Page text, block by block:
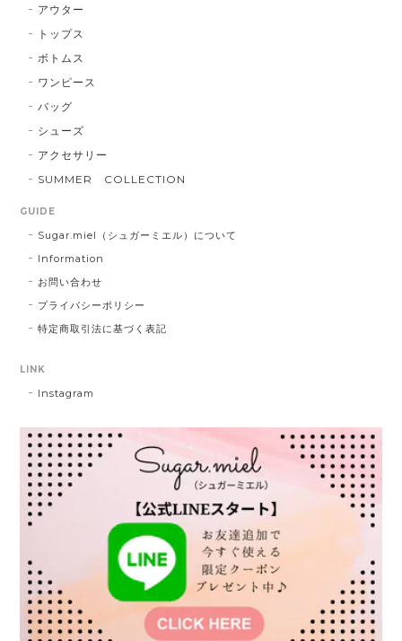
アウター
トップス
ボトムス
ワンピース
バッグ
シューズ
アクセサリー
SUMMER COLLECTION
GUIDE
Sugar.miel（シュガーミエル）について
Information
お問い合わせ
プライバシーポリシー
特定商取引法に基づく表記
LINK
Instagram